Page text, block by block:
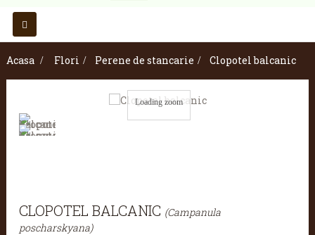
Toggle
navigation
Acasa
> Flori > Perene de stancarie > Clopotel balcanic
Loading zoom
CLOPOTEL BALCANIC (Campanula
poscharskyana)